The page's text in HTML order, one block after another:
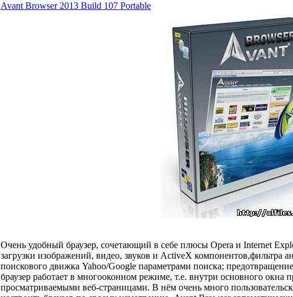
Avant Browser 2013 Build 107 Portable
Очень удобный браузер, сочетающий в себе плюсы Opera и Internet
загрузки изображений, видео, звуков и ActiveX компонентов,фильтра
поискового движка Yahoo/Google параметрами поиска;
браузер работает в многооконном режиме, т.е. внутри основного
просматриваемыми веб-страницами. В нём очень много